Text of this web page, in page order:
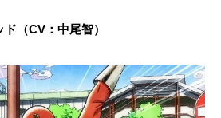
作品のキャラクターを多く演じてい
（CV：中尾智）